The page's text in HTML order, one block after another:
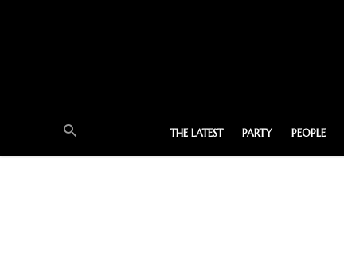
THE LATEST PARTY PEOPLE